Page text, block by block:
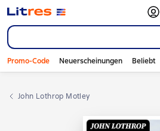
Promo-Code Neuerscheinungen Beliebt
John Lothrop Motley